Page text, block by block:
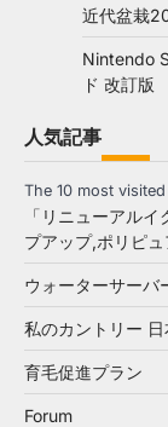
近代盆栽
Nintendo
ド 改訂版
人気記事
The 10 most
「リニューアル
プアップ,ポリピ
ウォーターサーバ
私のカントリー
育毛促進プラン
Forum